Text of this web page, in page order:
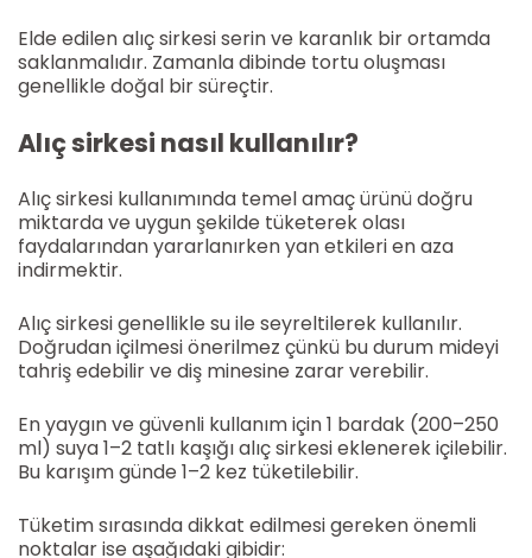
Elde edilen alıç sirkesi serin ve karanlık bir ortamda
saklanmalıdır. Zamanla dibinde tortu oluşması
genellikle doğal bir süreçtir.
Alıç sirkesi nasıl kullanılır?
Alıç sirkesi kullanımında temel amaç ürünü doğru
miktarda ve uygun şekilde tüketerek olası
faydalarından yararlanırken yan etkileri en aza
indirmektir.
Alıç sirkesi genellikle su ile seyreltilerek kullanılır.
Doğrudan içilmesi önerilmez çünkü bu durum mideyi
tahriş edebilir ve diş minesine zarar verebilir.
En yaygın ve güvenli kullanım için 1 bardak (200–250
ml) suya 1–2 tatlı kaşığı alıç sirkesi eklenerek içilebilir.
Bu karışım günde 1–2 kez tüketilebilir.
Tüketim sırasında dikkat edilmesi gereken önemli
noktalar ise aşağıdaki gibidir: